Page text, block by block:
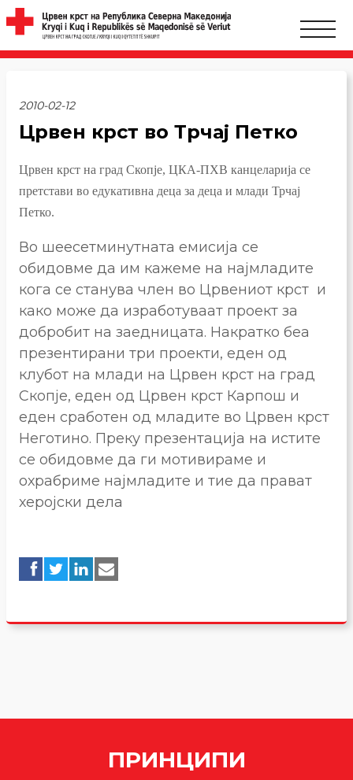
2010-02-12
Црвен крст во Трчај Петко
Црвен крст на град Скопје, ЦКА-ПХВ канцеларија се
претстави во едукативна деца за деца и млади Трчај
Петко.
Во шеесетминутната емисија се
обидовме да им кажеме на најмладите
кога се станува член во Црвениот крст и
како може да изработуваат проект за
добробит на заедницата. Накратко беа
презентирани три проекти, еден од
клубот на млади на Црвен крст на град
Скопје, еден од Црвен крст Карпош и
еден сработен од младите во Црвен крст
Неготино. Преку презентација на истите
се обидовме да ги мотивираме и
охрабриме најмладите и тие да прават
херојски дела
ПРИНЦИПИ